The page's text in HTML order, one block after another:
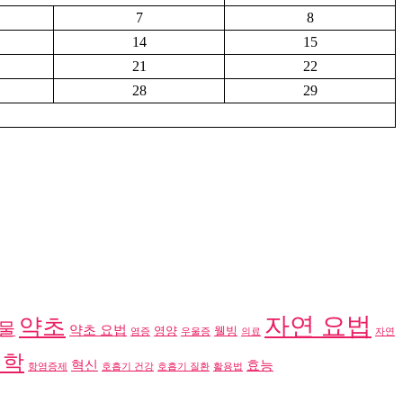
7
8
14
15
21
22
28
29
약초 약초 요법 염증 영양 우울증 웰빙 의료 자연 요법 자연
항염증제 혁신 호흡기 건강 호흡기 질환 활용법 효능